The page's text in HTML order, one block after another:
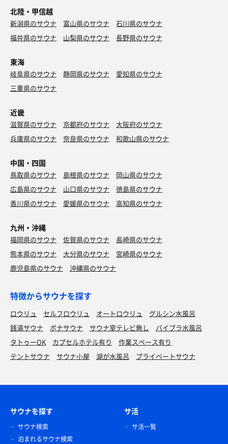
北陸・甲信越
新潟県のサウナ 富山県のサウナ
石川県のサウナ
福井県のサウナ
山梨県のサウナ 長野県のサウナ
東海
岐阜県のサウナ 静岡県のサウナ
愛知県のサウナ
三重県のサウナ
近畿
滋賀県のサウナ 京都府のサウナ
大阪府のサウナ
兵庫県のサウナ
奈良県のサウナ 和歌山県のサウナ
中国・四国
鳥取県のサウナ 島根県のサウナ
岡山県のサウナ
広島県のサウナ
山口県のサウナ
徳島県のサウナ
香川県のサウナ
愛媛県のサウナ 高知県のサウナ
九州・沖縄
福岡県のサウナ 佐賀県のサウナ
長崎県のサウナ
熊本県のサウナ
大分県のサウナ
宮崎県のサウナ
鹿児島県のサウナ
沖縄県のサウナ
特徴からサウナを探す
ロウリュ セルフロウリュ オートロウリュ
グルシン水風呂
銭湯サウナ
ボナサウナ サウナ室テレビ無し
バイブラ水風呂
タトゥーOK
カプセルホテル有り
作業スペース有り
テントサウナ
サウナ小屋 湖が水風呂 プライベートサウナ
サウナを探す
サウナ検索
泊まれるサウナ検索
サ活
サ活一覧